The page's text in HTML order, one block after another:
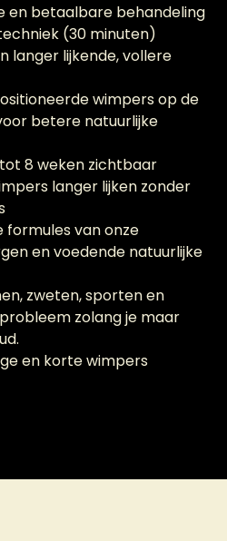
en betaalbare behandeling
(30 minuten)
langer lijkende, vollere
wimpers op de
betere natuurlijke
8 weken zichtbaar
langer lijken zonder
formules van onze
en voedende natuurlijke
zweten, sporten en
zolang je maar
en korte wimpers